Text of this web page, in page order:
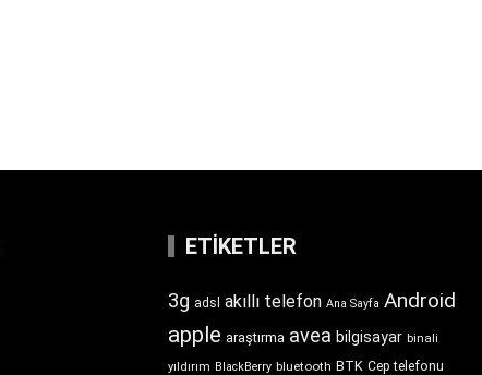
ETIKETLER
3g adsl akıllı telefon Ana Sayfa Android
apple araştırma avea bilgisayar binali
yıldırım BlackBerry bluetooth BTK Cep telefonu